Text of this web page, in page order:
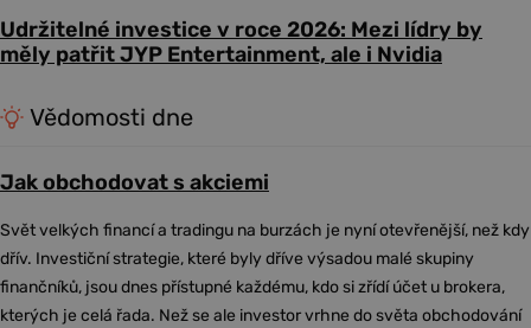
Udržitelné investice v roce 2026: Mezi lídry by
měly patřit JYP Entertainment, ale i Nvidia
Vědomosti dne
Jak obchodovat s akciemi
Svět velkých financí a tradingu na burzách je nyní otevřenější, než kdy
dřív. Investiční strategie, které byly dříve výsadou malé skupiny
finančníků, jsou dnes přístupné každému, kdo si zřídí účet u brokera,
kterých je celá řada. Než se ale investor vrhne do světa obchodování